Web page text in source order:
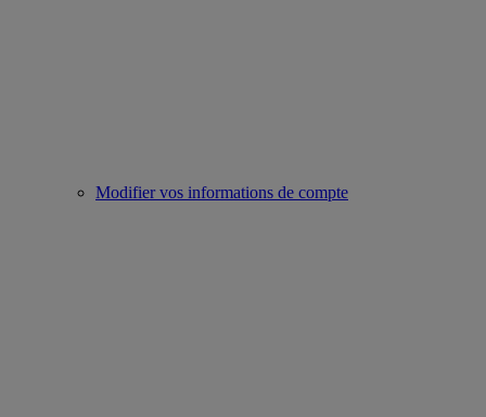
Modifier vos informations de compte